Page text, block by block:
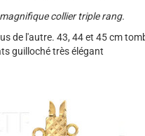
collier triple rang.
de l'autre. 43, 44 et 45 cm
guilloché très élégant